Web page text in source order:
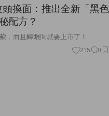
換面：推出全新「黑色
配方？
，而且轉眼間就要上市了！
215 0